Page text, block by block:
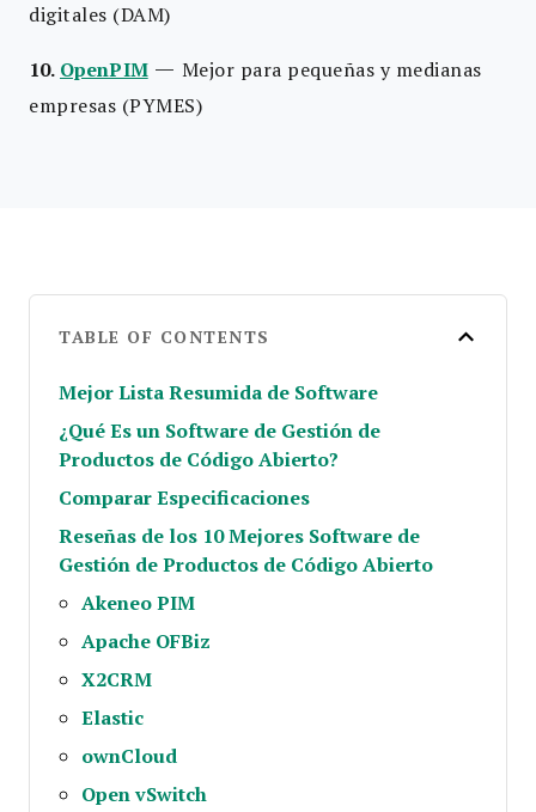
digitales (DAM)
10. OpenPIM — Mejor para pequeñas y medianas
empresas (PYMES)
TABLE OF CONTENTS
Mejor Lista Resumida de Software
¿Qué Es un Software de Gestión de
Productos de Código Abierto?
Comparar Especificaciones
Reseñas de los 10 Mejores Software de
Gestión de Productos de Código Abierto
Akeneo PIM
Apache OFBiz
X2CRM
Elastic
ownCloud
Open vSwitch